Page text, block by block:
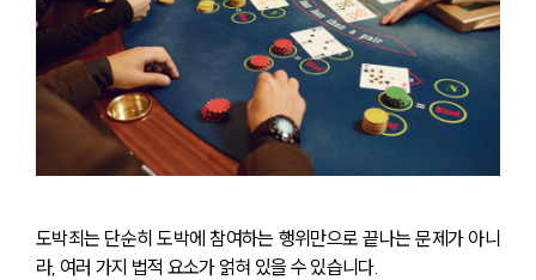
도박죄는 단순히 도박에 참여하는 행위만으로 끝나는 문제가 아니
라, 여러 가지 법적 요소가 얽혀 있을 수 있습니다.